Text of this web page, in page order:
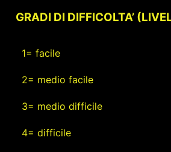
GRADI DI DIFFICOLTA’
1= facile
2= medio facile
3= medio difficile
4= difficile